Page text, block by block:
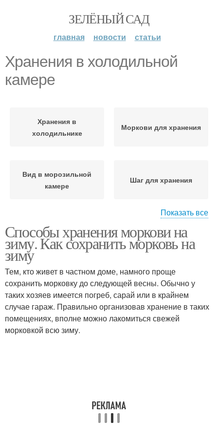
ЗЕЛЁНЫЙ САД
главная новости статьи
Хранения в холодильной
камере
Хранения в
холодильнике
Моркови для хранения
Вид в морозильной
камере
Шаг для хранения
Условия для
длительного хранения
Моркови к хранению
Использование для
хранения
Советы по хранению
Показать все
Способы хранения моркови на
зиму. Как сохранить морковь на
зиму
Тем, кто живет в частном доме, намного проще
сохранить морковку до следующей весны. Обычно у
таких хозяев имеется погреб, сарай или в крайнем
случае гараж. Правильно организовав хранение в таких
помещениях, вполне можно лакомиться свежей
морковкой всю зиму.